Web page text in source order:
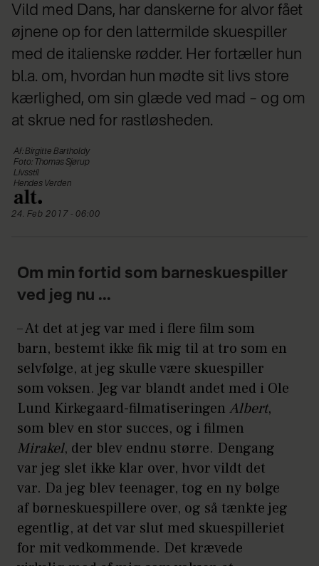
Vild med Dans, har danskerne for alvor fået
øjnene op for den lattermilde skuespiller
med de italienske rødder. Her fortæller hun
bl.a. om, hvordan hun mødte sit livs store
kærlighed, om sin glæde ved mad – og om
at skrue ned for rastløsheden.
Af: Birgitte Bartholdy
Foto: Thomas Sjørup
Livsstil
Hendes Verden
24. Feb 2017 - 06:00
Om min fortid som barneskuespiller
ved jeg nu ...
– At det at jeg var med i flere film som
barn, bestemt ikke fik mig til at tro som en
selvfølge, at jeg skulle være skuespiller
som voksen. Jeg var blandt andet med i Ole
Lund Kirkegaard-filmatiseringen Albert,
som blev en stor succes, og i filmen
Mirakel, der blev endnu større. Dengang
var jeg slet ikke klar over, hvor vildt det
var. Da jeg blev teenager, tog en ny bølge
af børneskuespillere over, og så tænkte jeg
egentlig, at det var slut med skuespilleriet
for mit vedkommende. Det krævede